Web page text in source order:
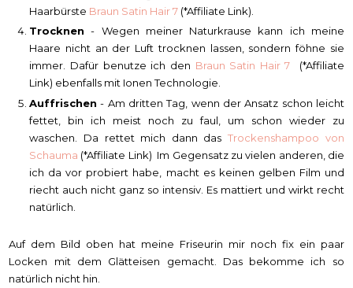
Haarbürste Braun Satin Hair 7 (*Affiliate Link).
Trocknen - Wegen meiner Naturkrause kann ich meine
Haare nicht an der Luft trocknen lassen, sondern föhne sie
immer. Dafür benutze ich den Braun Satin Hair 7
(*Affiliate
Link) ebenfalls mit Ionen Technologie.
Auffrischen - Am dritten Tag, wenn der Ansatz schon leicht
fettet, bin ich meist noch zu faul, um schon wieder zu
waschen. Da rettet mich dann dasTrockenshampoo von
Schauma (*Affiliate Link) Im Gegensatz zu vielen anderen, die
ich da vor probiert habe, macht es keinen gelben Film und
riecht auch nicht ganz so intensiv. Es mattiert und wirkt recht
natürlich.
Auf dem Bild oben hat meine Friseurin mir noch fix ein paar
Locken mit dem Glätteisen gemacht. Das bekomme ich so
natürlich nicht hin.